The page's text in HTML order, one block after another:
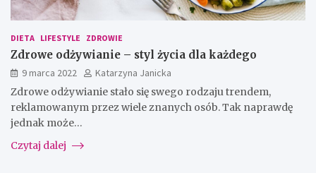
DIETA LIFESTYLE ZDROWIE
Zdrowe odżywianie – styl życia dla każdego
9 marca 2022
Katarzyna Janicka
Zdrowe odżywianie stało się swego rodzaju trendem,
reklamowanym przez wiele znanych osób. Tak naprawdę
jednak może…
Czytaj dalej